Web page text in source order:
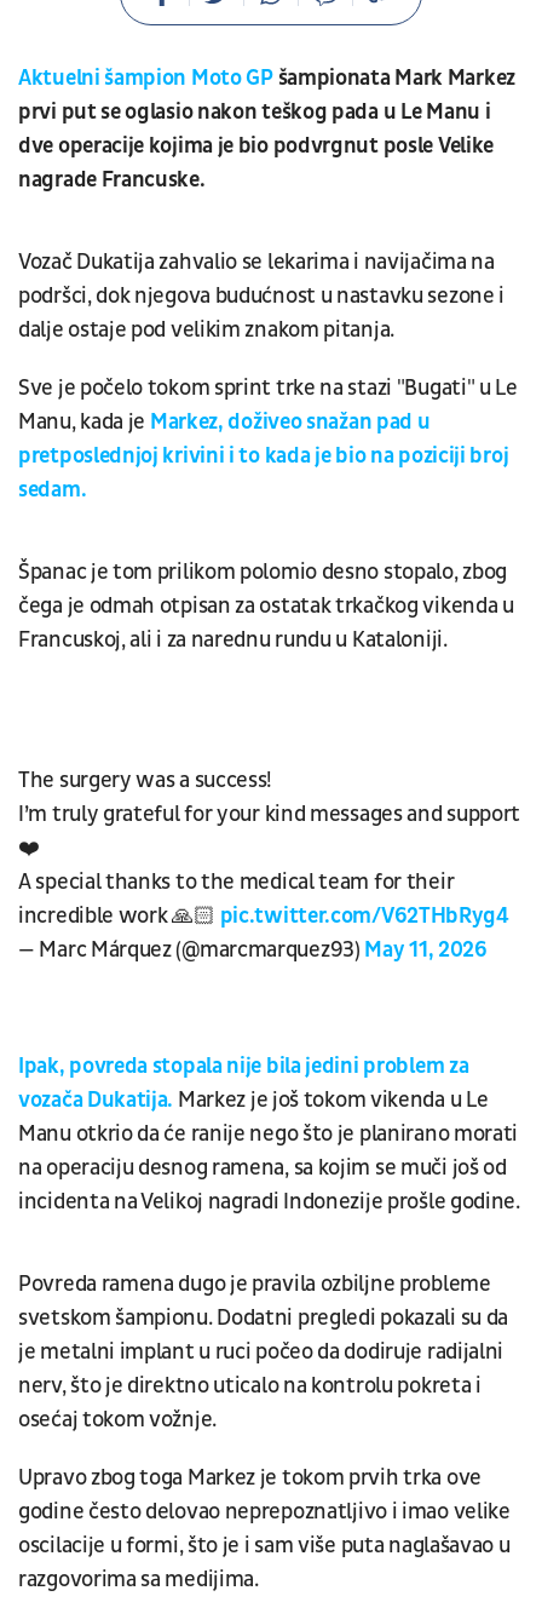
Aktuelni šampion Moto GPšampionata Mark Markez
prvi put se oglasio nakon teškog pada u Le Manu i
dve operacije kojima je bio podvrgnut posle Velike
nagrade Francuske.
Vozač Dukatija zahvalio se lekarima i navijačima na
podršci, dok njegova budućnost u nastavku sezone i
dalje ostaje pod velikim znakom pitanja.
Sve je počelo tokom sprint trke na stazi "Bugati" u Le
Manu, kada je Markez, doživeo snažan pad u
pretposlednjoj krivini i to kada je bio na poziciji broj
sedam.
Španac je tom prilikom polomio desno stopalo, zbog
čega je odmah otpisan za ostatak trkačkog vikenda u
Francuskoj, ali i za narednu rundu u Kataloniji.
The surgery was a success!
I’m truly grateful for your kind messages and support
❤️
A special thanks to the medical team for their
incredible work 🙏🏻 pic.twitter.com/V62THbRyg4
— Marc Márquez (@marcmarquez93) May 11, 2026
Ipak, povreda stopala nije bila jedini problem za
vozača Dukatija. Markez je još tokom vikenda u Le
Manu otkrio da će ranije nego što je planirano morati
na operaciju desnog ramena, sa kojim se muči još od
incidenta na Velikoj nagradi Indonezije prošle godine.
Povreda ramena dugo je pravila ozbiljne probleme
svetskom šampionu. Dodatni pregledi pokazali su da
je metalni implant u ruci počeo da dodiruje radijalni
nerv, što je direktno uticalo na kontrolu pokreta i
osećaj tokom vožnje.
Upravo zbog toga Markez je tokom prvih trka ove
godine često delovao neprepoznatljivo i imao velike
oscilacije u formi, što je i sam više puta naglašavao u
razgovorima sa medijima.